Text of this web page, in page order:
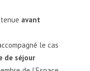
avant
le cas
de séjour